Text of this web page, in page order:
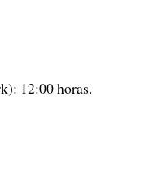
12:00 horas.